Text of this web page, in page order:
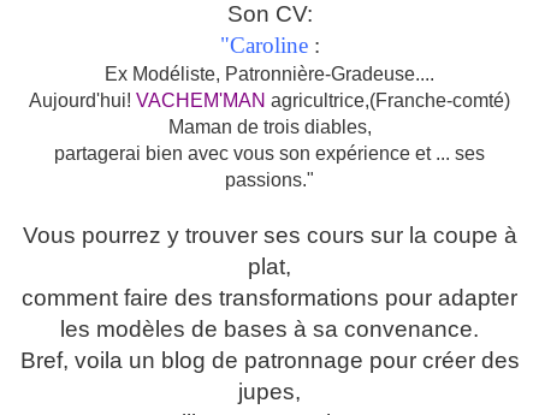
Son CV:
"Caroline:
Ex Modéliste, Patronnière-Gradeuse....
Aujourd'hui! VACHEM'MAN agricultrice,(Franche-comté)
Maman de trois diables,
partagerai bien avec vous son expérience et ... ses
passions."
Vous pourrez y trouver ses cours sur la coupe à
plat,
comment faire des transformations pour adapter
les modèles de bases à sa convenance.
Bref, voila un blog de patronnage pour créer des
jupes,